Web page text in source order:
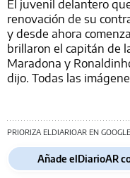
El juvenil delantero
renovación de su
y desde ahora
brillaron el capitán de
Maradona y
dijo. Todas las
PRIORIZA ELDIARIOAR EN GOOGLE
Añade elDiarioAR